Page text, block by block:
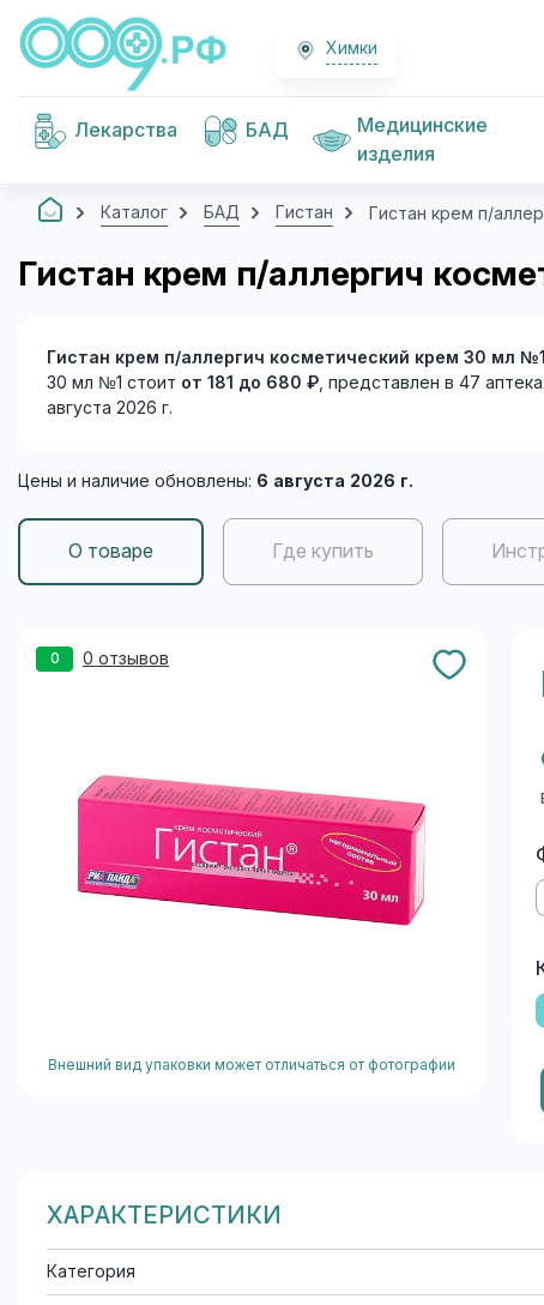
Химки
Лекарства БАД
Медицинские
изделия
Каталог БАД Гистан Гистан крем п/
Гистан крем п/аллергич
Гистан крем п/аллергич косметический крем 30 мл №1
30 мл №1 стоит от 181 до 680 ₽ , представлен в 47
августа 2026 г.
Цены и наличие обновлены: 6 августа 2026 г.
О товаре Где купить
0 0 отзывов
Внешний вид упаковки может отличаться от фотографии
ХАРАКТЕРИСТИКИ
Категория